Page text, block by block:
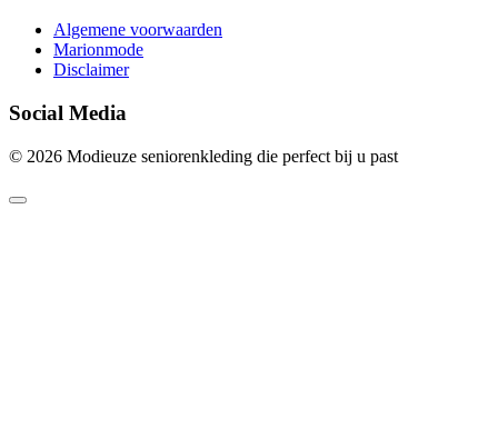
Algemene voorwaarden
Marionmode
Disclaimer
Social Media
© 2026 Modieuze seniorenkleding die perfect bij u past